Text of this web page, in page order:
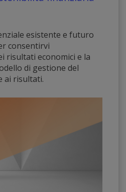
esistente e futuro
consentirvi
risultati economici e la
di gestione del
ai risultati.